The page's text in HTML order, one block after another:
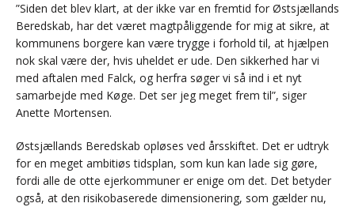
”Siden det blev klart, at der ikke var en fremtid for Østsjællands
Beredskab, har det været magtpåliggende for mig at sikre, at
kommunens borgere kan være trygge i forhold til, at hjælpen
nok skal være der, hvis uheldet er ude. Den sikkerhed har vi
med aftalen med Falck, og herfra søger vi så ind i et nyt
samarbejde med Køge. Det ser jeg meget frem til”, siger
Anette Mortensen.
Østsjællands Beredskab opløses ved årsskiftet. Det er udtryk
for en meget ambitiøs tidsplan, som kun kan lade sig gøre,
fordi alle de otte ejerkommuner er enige om det. Det betyder
også, at den risikobaserede dimensionering, som gælder nu,